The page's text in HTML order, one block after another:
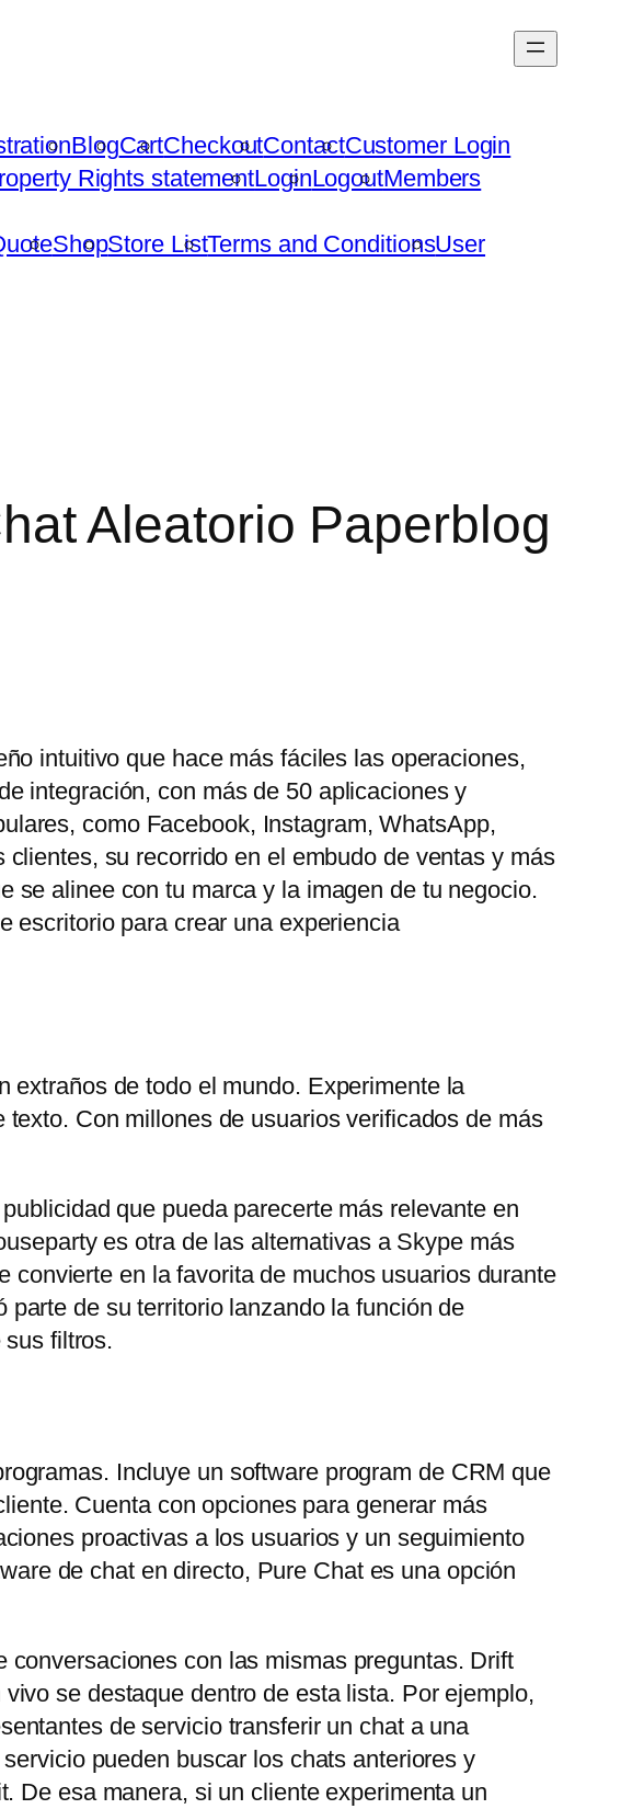
BlogCartCheckoutContactCustomer Login
Rights statementLoginLogoutMembers
ShopStore ListTerms and ConditionsUser
Aleatorio Paperblog
intuitivo que hace más fáciles las operaciones,
integración, con más de 50 aplicaciones y
como Facebook, Instagram, WhatsApp,
su recorrido en el embudo de ventas y más
se alinee con tu marca y la imagen de tu negocio.
escritorio para crear una experiencia
extraños de todo el mundo. Experimente la
Con millones de usuarios verificados de más
que pueda parecerte más relevante en
es otra de las alternativas a Skype más
convierte en la favorita de muchos usuarios durante
de su territorio lanzando la función de
filtros.
Incluye un software program de CRM que
Cuenta con opciones para generar más
proactivas a los usuarios y un seguimiento
de chat en directo, Pure Chat es una opción
con las mismas preguntas. Drift
se destaque dentro de esta lista. Por ejemplo,
de servicio transferir un chat a una
pueden buscar los chats anteriores y
De esa manera, si un cliente experimenta un